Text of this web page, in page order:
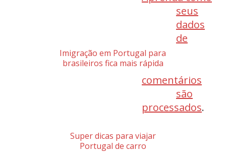
Imigração em Portugal para
brasileiros fica mais rápida
Super dicas para viajar
Portugal de carro
seus
dados
de
comentários
são
processados.